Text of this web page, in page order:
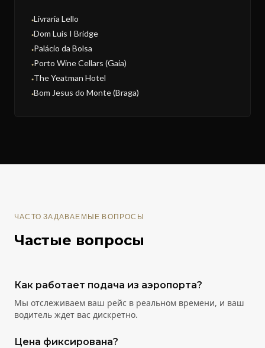
●Livraria Lello
●Dom Luís I Bridge
●Palácio da Bolsa
●Porto Wine Cellars (Gaia)
●The Yeatman Hotel
●Bom Jesus do Monte (Braga)
ЧАСТО ЗАДАВАЕМЫЕ ВОПРОСЫ
Частые вопросы
Как работает подача из аэропорта?
Мы отслеживаем ваш рейс в реальном времени, и ваш
водитель ждет вас дискретно.
Цена фиксирована?